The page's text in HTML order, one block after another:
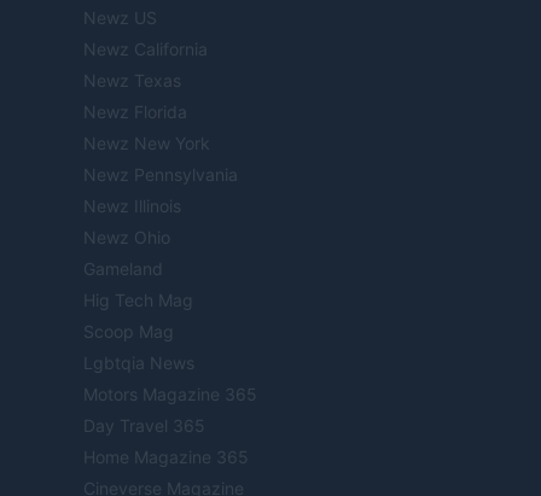
Newz US
Newz California
Newz Texas
Newz Florida
Newz New York
Newz Pennsylvania
Newz Illinois
Newz Ohio
Gameland
Hig Tech Mag
Scoop Mag
Lgbtqia News
Motors Magazine 365
Day Travel 365
Home Magazine 365
Cineverse Magazine